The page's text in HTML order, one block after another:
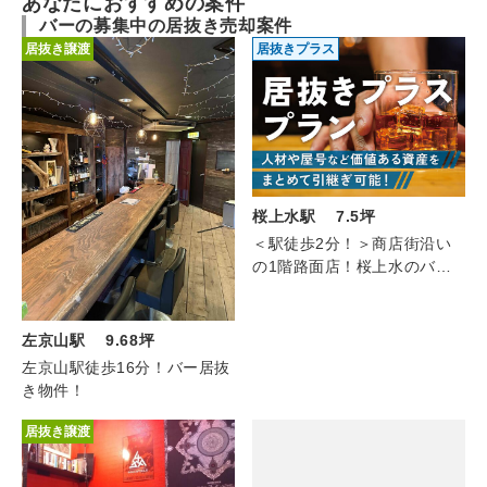
バーの募集中の居抜き売却案件
居抜き譲渡
左京山駅 9.68坪
左京山駅徒歩16分！バー居抜
き物件！
居抜きプラス
桜上水駅 7.5坪
＜駅徒歩2分！＞商店街沿い
の1階路面店！桜上水のバー
居抜き譲渡